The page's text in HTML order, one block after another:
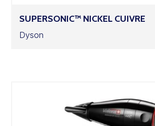
SUPERSONIC™ NICKEL CUIVRE
Dyson